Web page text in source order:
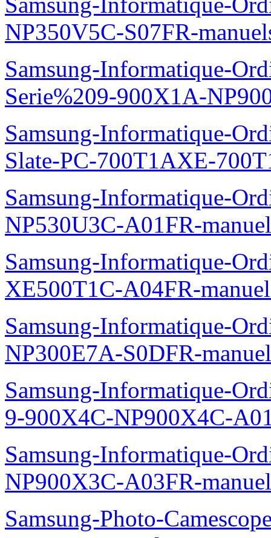
NP350V5C-S07FR-
Samsung-Informatique-
Serie%209-900X1A-
Samsung-Informatique-
Slate-PC-700T1AXE-
Samsung-Informatique-
NP530U3C-A01FR-
Samsung-Informatique-
XE500T1C-A04FR-
Samsung-Informatique-
NP300E7A-S0DFR-
Samsung-Informatique-
9-900X4C-NP900X4C-
Samsung-Informatique-
NP900X3C-A03FR-
Samsung-Photo-